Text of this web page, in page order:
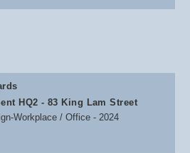
HQ2 - 83 King Lam Street
Workplace / Office - 2024